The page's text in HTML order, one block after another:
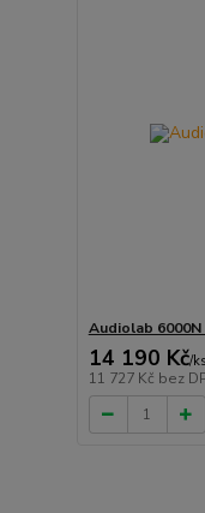
Audiolab 6000N
14 190 Kč/ks
11 727 Kč bez